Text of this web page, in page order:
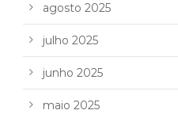
agosto 2025
julho 2025
junho 2025
maio 2025